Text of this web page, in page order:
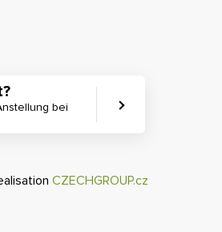
bei
CZECHGROUP.cz